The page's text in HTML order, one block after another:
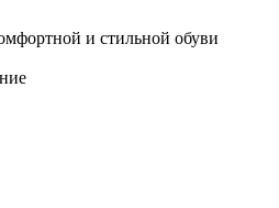
и стильной обуви